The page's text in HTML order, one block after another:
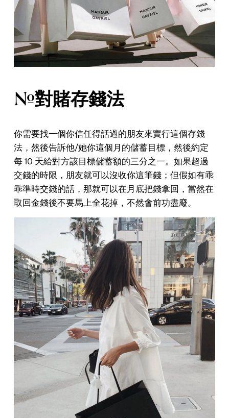
#對賭存錢法
你需要找一個你信任得話過的朋友來實行這個存錢
法，然後告訴他/她你這個月的儲蓄目標，然後約定
每 10 天給對方該目標儲蓄額的三分之一。如果超過
交錢的時限，朋友就可以沒收你這筆錢；但假如有乖
乖準時交錢的話，那就可以在月底把錢拿回，當然在
取回金錢後不要馬上全花掉，不然會前功盡廢。